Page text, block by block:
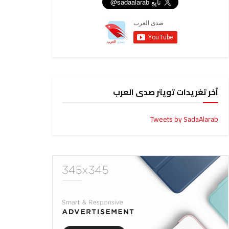
آخر تغريدات تويتر صدى العرب
Tweets by SadaAlarab